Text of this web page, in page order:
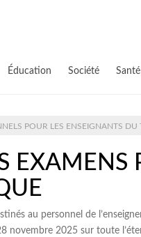
Éducation Société Santé
POUR LES ENSEIGNANTS
EXAMENS
au personnel de
novembre 2025 sur toute